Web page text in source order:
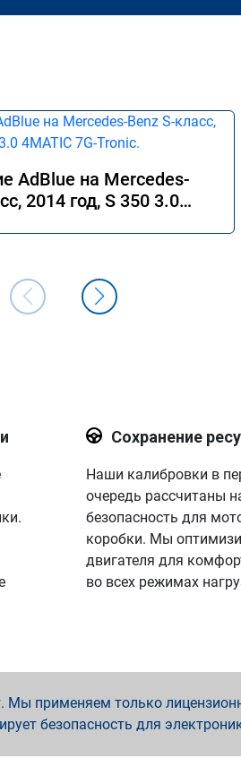
AdBlue на Mercedes-
2014 год, S 350 3.0
Сохранение
Наши калибровки в
очередь рассчитаны
безопасность для
коробки. Мы
двигателя для
во всех режимах
применяем только
безопасность для